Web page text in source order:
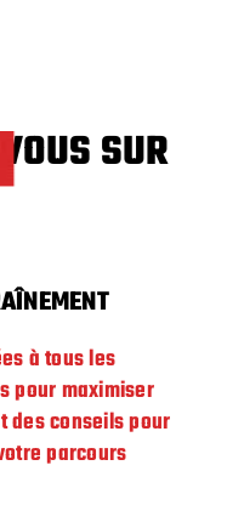
SUR
à tous les
pour maximiser
des conseils pour
parcours